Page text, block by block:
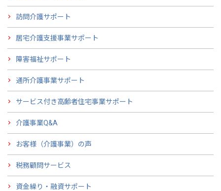
訪問介護サポート
居宅介護支援事業サポート
障害福祉サポート
通所介護事業サポート
サービス付き高齢者住宅事業サポート
介護事業Q&A
お客様（介護事業）の声
税務顧問サービス
資金繰り・融資サポート